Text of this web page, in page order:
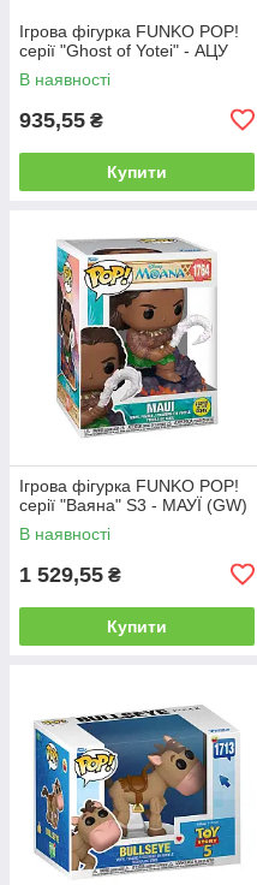
Ігрова фігурка FUNKO POP!
серії "Ghost of Yotei" - АЦУ
В наявності
935,55 ₴
Купити
Ігрова фігурка FUNKO POP!
серії "Ваяна" S3 - МАУЇ (GW)
В наявності
1 529,55 ₴
Купити